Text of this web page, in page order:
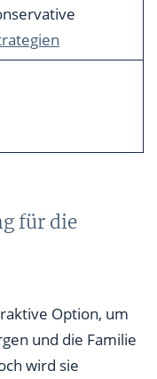
für die
Option, um
und die Familie
wird sie